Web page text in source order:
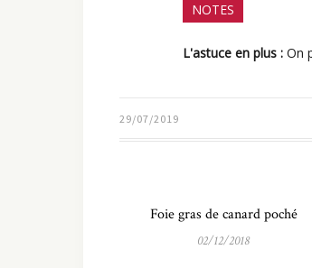
NOTES
L'astuce en plus : On
29/07/2019
Foie gras de canard poché
02/12/2018